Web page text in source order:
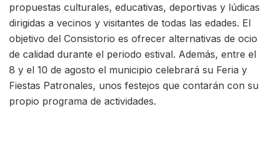
propuestas culturales, educativas, deportivas y lúdicas
dirigidas a vecinos y visitantes de todas las edades. El
objetivo del Consistorio es ofrecer alternativas de ocio
de calidad durante el periodo estival. Además, entre el
8 y el 10 de agosto el municipio celebrará su Feria y
Fiestas Patronales, unos festejos que contarán con su
propio programa de actividades.